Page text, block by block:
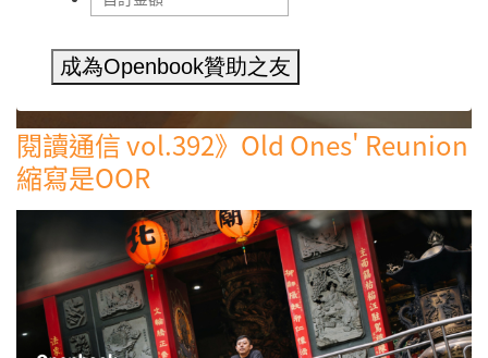
成為Openbook贊助之友
閱讀通信 vol.392》Old Ones' Reunion
縮寫是OOR